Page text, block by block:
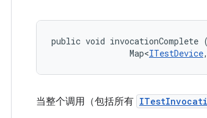
public void invocationComplete (
                Map<
ITestDevice,
当整个调用（包括所有